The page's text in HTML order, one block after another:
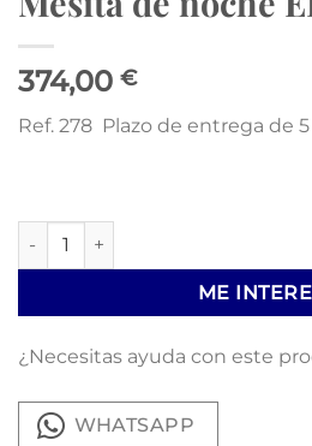
374,00 €
Ref. 278 Plazo de entrega de
Mesita de noche EKO02 cantidad
ME
¿Necesitas ayuda con este
WHATSAPP